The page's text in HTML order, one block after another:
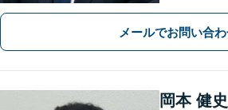
無料です。
メールでお問い合
岡本 健史